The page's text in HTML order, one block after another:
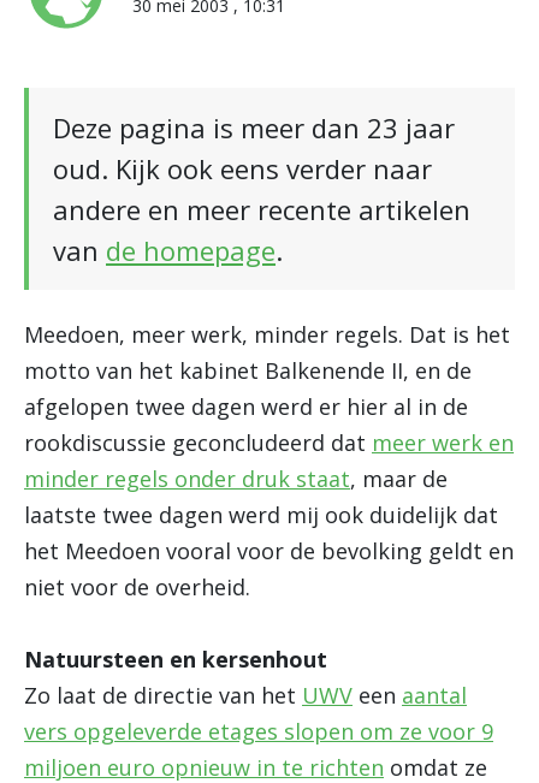
30 mei 2003 , 10:31
Deze pagina is meer dan 23 jaar
oud. Kijk ook eens verder naar
andere en meer recente artikelen
van de homepage.
Meedoen, meer werk, minder regels. Dat is het
motto van het kabinet Balkenende II, en de
afgelopen twee dagen werd er hier al in de
rookdiscussie geconcludeerd dat meer werk en
minder regels onder druk staat, maar de
laatste twee dagen werd mij ook duidelijk dat
het Meedoen vooral voor de bevolking geldt en
niet voor de overheid.
Natuursteen en kersenhout
Zo laat de directie van het UWV een aantal
vers opgeleverde etages slopen om ze voor 9
miljoen euro opnieuw in te richten omdat ze